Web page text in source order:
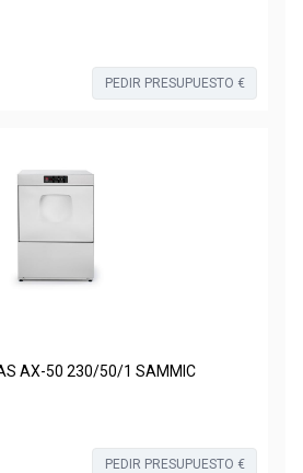
PEDIR PRESUPUESTO €
AX-50 230/50/1 SAMMIC
PEDIR PRESUPUESTO €